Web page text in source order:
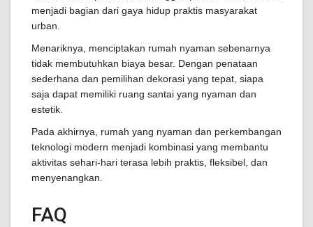
menjadi bagian dari gaya hidup praktis masyarakat
urban.
Menariknya, menciptakan rumah nyaman sebenarnya
tidak membutuhkan biaya besar. Dengan penataan
sederhana dan pemilihan dekorasi yang tepat, siapa
saja dapat memiliki ruang santai yang nyaman dan
estetik.
Pada akhirnya, rumah yang nyaman dan perkembangan
teknologi modern menjadi kombinasi yang membantu
aktivitas sehari-hari terasa lebih praktis, fleksibel, dan
menyenangkan.
FAQ